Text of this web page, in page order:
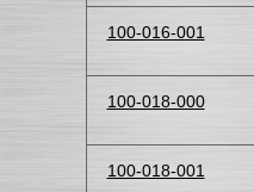
100-016-001
100-018-000
100-018-001